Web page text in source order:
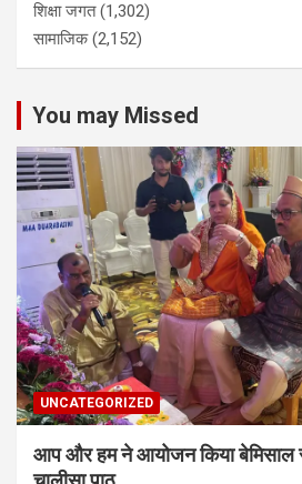
शिक्षा जगत(1,302)
सामाजिक(2,152)
You may Missed
UNCATEGORIZED
आप और हम ने आयोजन किया बेमिसाल